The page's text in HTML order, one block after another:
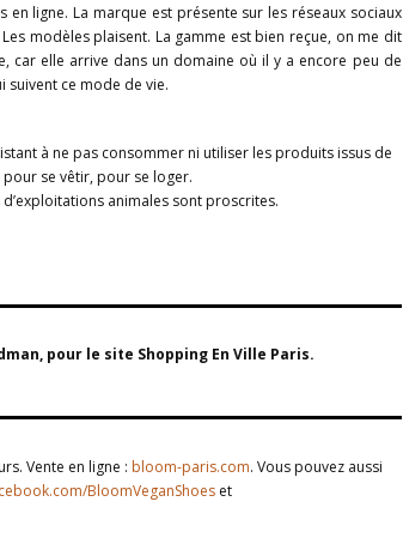
en ligne. La marque est présente sur les réseaux sociaux
modèles plaisent. La gamme est bien reçue, on me dit
car elle arrive dans un domaine où il y a encore peu de
suivent ce mode de vie.
à ne pas consommer ni utiliser les produits issus de
se vêtir, pour se loger.
animales sont proscrites.
pour le site Shopping En Ville Paris.
Vente en ligne : bloom-paris.com. Vous pouvez aussi
BloomVeganShoeset